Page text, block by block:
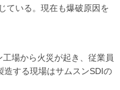
ている。現在も爆破原因を
場から火災が起き、従業員
する現場はサムスンSDIの